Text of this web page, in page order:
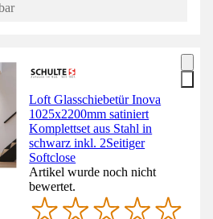
Loft Glasschiebetür Inova
1025x2200mm satiniert
Komplettset aus Stahl in
schwarz inkl. 2Seitiger
Softclose
Artikel wurde noch nicht
bewertet.